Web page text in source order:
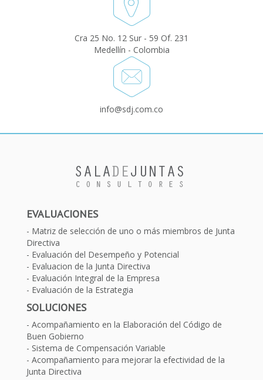
Cra 25 No. 12 Sur - 59 Of. 231
Medellín - Colombia
info@sdj.com.co
EVALUACIONES
Matriz de selección de uno o más miembros de Junta
Directiva
Evaluación del Desempeño y Potencial
Evaluacion de la Junta Directiva
Evaluación Integral de la Empresa
Evaluación de la Estrategia
SOLUCIONES
Acompañamiento en la Elaboración del Código de
Buen Gobierno
Sistema de Compensación Variable
Acompañamiento para mejorar la efectividad de la
Junta Directiva